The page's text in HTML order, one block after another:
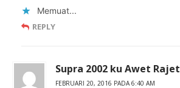
Memuat...
REPLY
Supra 2002 ku Awet Rajet
FEBRUARI 20, 2016 PADA 6:40 AM